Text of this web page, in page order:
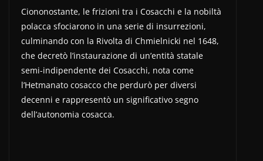
Ciononostante, le frizioni tra i Cosacchi e la nobiltà
polacca sfociarono in una serie di insurrezioni,
culminando con la Rivolta di Chmielnicki nel 1648,
che decretò l’instaurazione di un’entità statale
semi-indipendente dei Cosacchi, nota come
l’Hetmanato cosacco che perdurò per diversi
decenni e rappresentò un significativo segno
dell’autonomia cosacca.